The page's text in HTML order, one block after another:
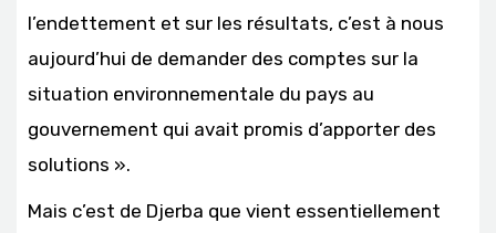
l’endettement et sur les résultats, c’est à nous
aujourd’hui de demander des comptes sur la
situation environnementale du pays au
gouvernement qui avait promis d’apporter des
solutions ».
Mais c’est de Djerba que vient essentiellement